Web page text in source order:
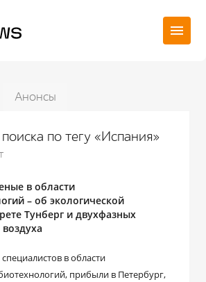
Анонсы
по тегу «Испания»
в области
– об экологической
Тунберг и двухфазных
в области
прибыли в Петербург,